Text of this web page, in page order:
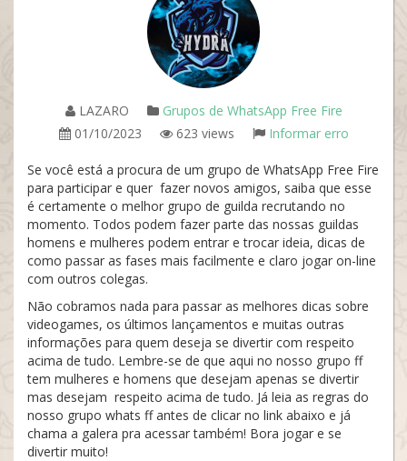
LAZARO
Grupos de WhatsApp Free Fire
01/10/2023
623 views Informar erro
Se você está a procura de um grupo de WhatsApp Free Fire
para participar e quer fazer novos amigos, saiba que esse
é certamente o melhor grupo de guilda recrutando no
momento. Todos podem fazer parte das nossas guildas
homens e mulheres podem entrar e trocar ideia, dicas de
como passar as fases mais facilmente e claro jogar on-line
com outros colegas.
Não cobramos nada para passar as melhores dicas sobre
videogames, os últimos lançamentos e muitas outras
informações para quem deseja se divertir com respeito
acima de tudo. Lembre-se de que aqui no nosso grupo ff
tem mulheres e homens que desejam apenas se divertir
mas desejam respeito acima de tudo. Já leia as regras do
nosso grupo whats ff antes de clicar no link abaixo e já
chama a galera pra acessar também! Bora jogar e se
divertir muito!